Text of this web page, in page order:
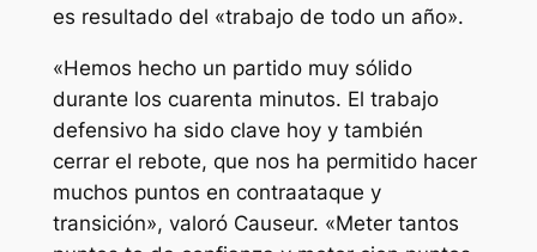
es resultado del «trabajo de todo un año».
«Hemos hecho un partido muy sólido
durante los cuarenta minutos. El trabajo
defensivo ha sido clave hoy y también
cerrar el rebote, que nos ha permitido hacer
muchos puntos en contraataque y
transición», valoró Causeur. «Meter tantos